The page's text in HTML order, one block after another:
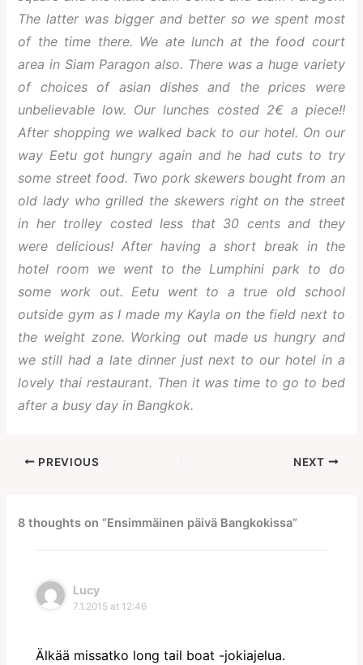
The latter was bigger and better so we spent most
of the time there. We ate lunch at the food court
area in Siam Paragon also. There was a huge variety
of choices of asian dishes and the prices were
unbelievable low. Our lunches costed 2€ a piece!!
After shopping we walked back to our hotel. On our
way Eetu got hungry again and he had cuts to try
some street food. Two pork skewers bought from an
old lady who grilled the skewers right on the street
in her trolley costed less that 30 cents and they
were delicious! After having a short break in the
hotel room we went to the Lumphini park to do
some work out. Eetu went to a true old school
outside gym as I made my Kayla on the field next to
the weight zone. Working out made us hungry and
we still had a late dinner just next to our hotel in a
lovely thai restaurant. Then it was time to go to bed
after a busy day in Bangkok.
PREVIOUS NEXT
8 thoughts on “Ensimmäinen päivä Bangkokissa”
Lucy
7.1.2015 at 12:46
Älkää missatko long tail boat -jokiajelua.